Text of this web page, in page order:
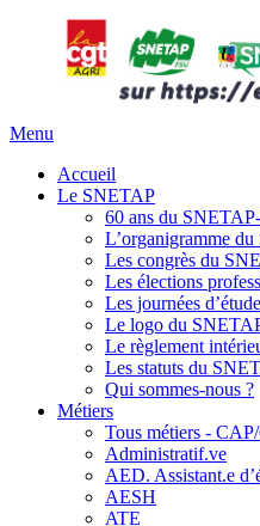
Menu
Accueil
Le SNETAP
60 ans du
L’organigramme
Les congrès du
Les élections
Les journées
Le logo du
Le règlement
Les statuts du
Qui sommes-nous ?
Métiers
Tous métiers -
Administratif.ve
AED. Assistant.e
AESH
ATE